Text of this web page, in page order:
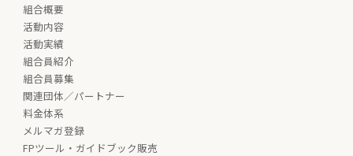
組合概要
活動内容
活動実績
組合員紹介
組合員募集
関連団体／パートナー
料金体系
メルマガ登録
FPツール・ガイドブック販売